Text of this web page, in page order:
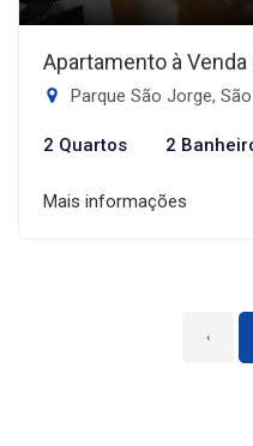
Apartamento à
Parque São Jorge,
2 Quartos 2
Mais informações
‹